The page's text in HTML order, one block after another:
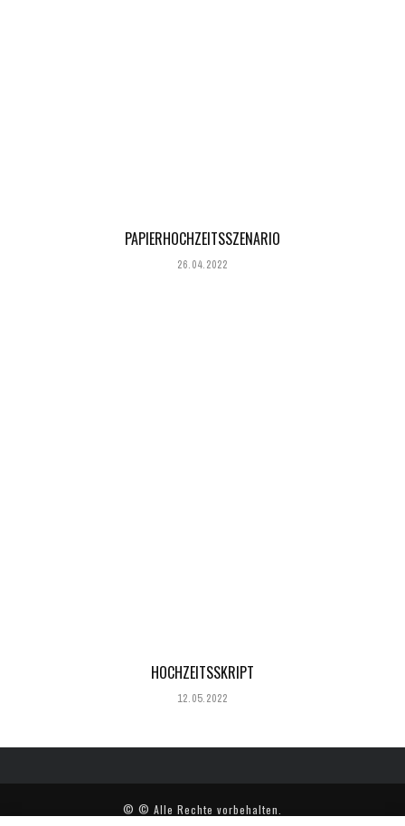
PAPIERHOCHZEITSSZENARIO
26.04.2022
HOCHZEITSSKRIPT
12.05.2022
© © Alle Rechte vorbehalten.